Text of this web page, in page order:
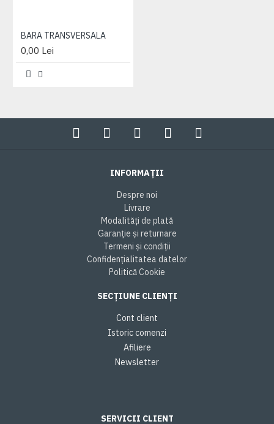
BARA TRANSVERSALA
0,00 Lei
INFORMAȚII
Despre noi
Livrare
Modalități de plată
Garanție și returnare
Termeni și condiții
Confidențialitatea datelor
Politică Cookie
SECȚIUNE CLIENȚI
Cont client
Istoric comenzi
Afiliere
Newsletter
SERVICII CLIENT